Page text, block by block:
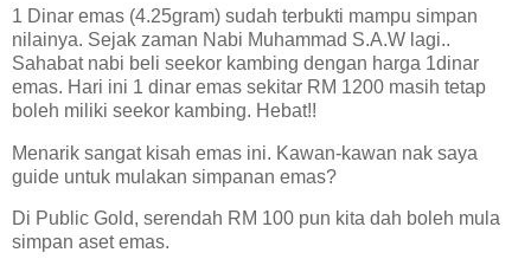
1 Dinar emas (4.25gram) sudah terbukti mampu simpan
nilainya. Sejak zaman Nabi Muhammad S.A.W lagi..
Sahabat nabi beli seekor kambing dengan harga 1dinar
emas. Hari ini 1 dinar emas sekitar RM 1200 masih tetap
boleh miliki seekor kambing. Hebat!!
Menarik sangat kisah emas ini. Kawan-kawan nak saya
guide untuk mulakan simpanan emas?
Di Public Gold, serendah RM 100 pun kita dah boleh mula
simpan aset emas.